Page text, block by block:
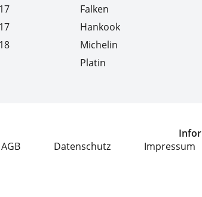
Falken
Hankook
Michelin
Platin
AGB
Datenschutz Impressum